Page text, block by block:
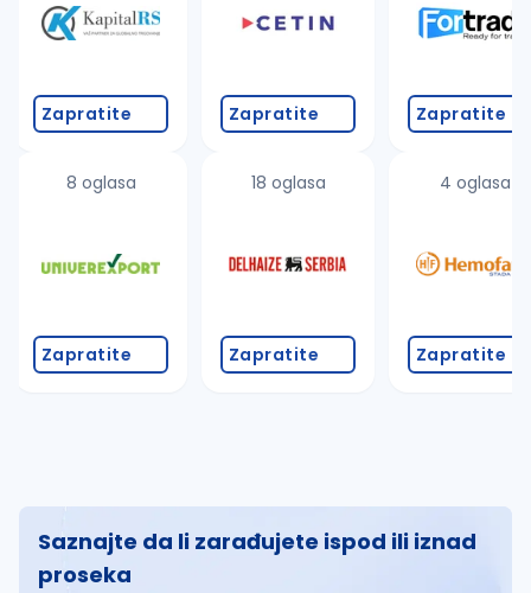
proverite pravopisne greške (koristite č, ć, š, đ,
promenite odabrane filtere pretrage
Zapratite
8 oglasa
Zapratite
Zapratite
18 oglasa
Zapratite
Zapratite
4 oglasa
Zapratite
Saznajte da li zarađujete ispod ili iznad
proseka